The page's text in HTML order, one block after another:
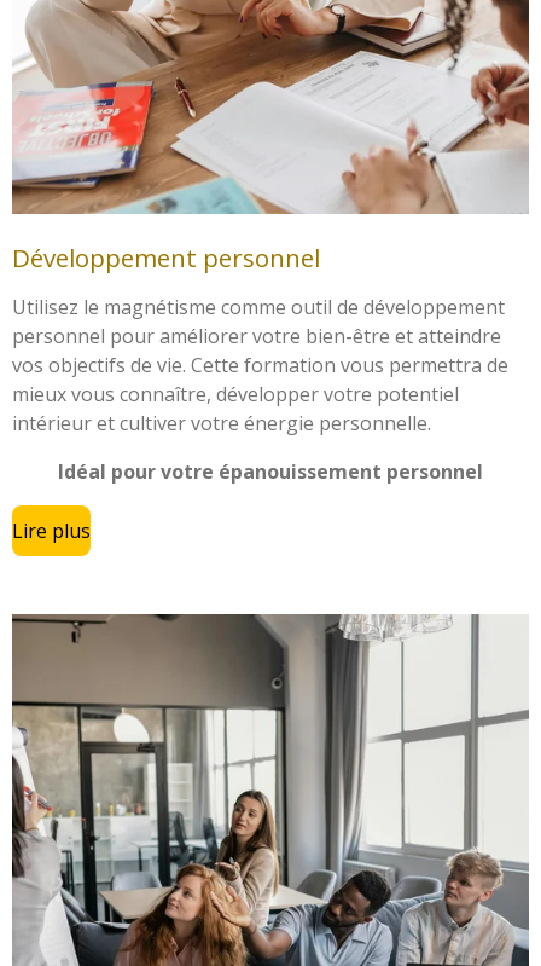
Développement personnel
Utilisez le magnétisme comme outil de développement
personnel pour améliorer votre bien-être et atteindre
vos objectifs de vie. Cette formation vous permettra de
mieux vous connaître, développer votre potentiel
intérieur et cultiver votre énergie personnelle.
Idéal pour votre épanouissement personnel
Lire plus